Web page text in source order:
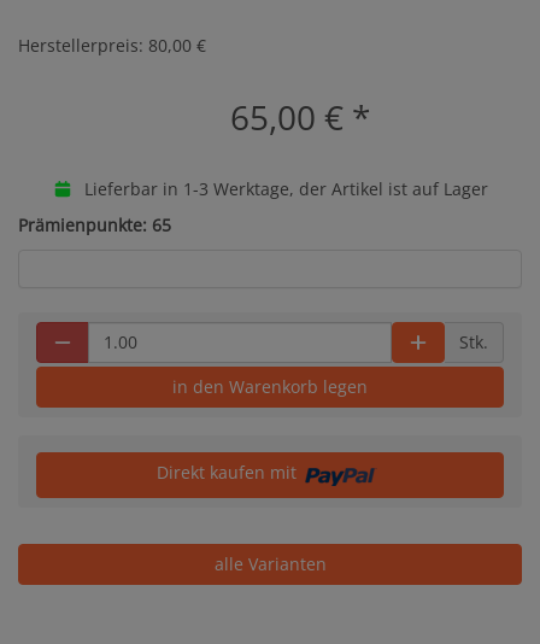
Herstellerpreis: 80,00 €
65,00 € *
Lieferbar in 1-3 Werktage, der Artikel ist auf Lager
Prämienpunkte: 65
Stk.
in den Warenkorb legen
Direkt kaufen mit
alle Varianten